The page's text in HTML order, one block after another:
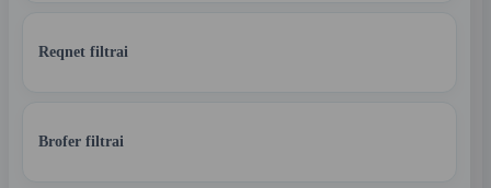
Reqnet filtrai
Brofer filtrai